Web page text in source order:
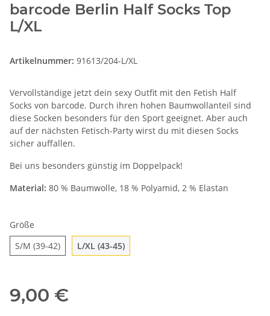
barcode Berlin Half Socks Top
L/XL
Artikelnummer: 91613/204-L/XL
Vervollständige jetzt dein sexy Outfit mit den Fetish Half
Socks von barcode. Durch ihren hohen Baumwollanteil sind
diese Socken besonders für den Sport geeignet. Aber auch
auf der nächsten Fetisch-Party wirst du mit diesen Socks
sicher auffallen.
Bei uns besonders günstig im Doppelpack!
Material: 80 % Baumwolle, 18 % Polyamid, 2 % Elastan
Größe
S/M (39-42)S/M (39-42)
L/XL (43-45)L/XL (43-45)
9,00 €